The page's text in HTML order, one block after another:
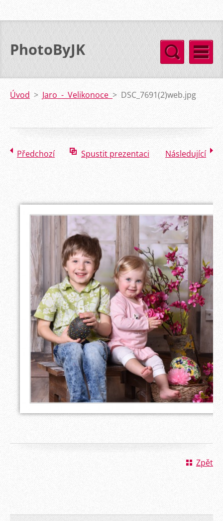
PhotoByJK
Úvod > Jaro - Velikonoce > DSC_7691(2)web.jpg
Předchozí Spustit prezentaci Následující
Zpět